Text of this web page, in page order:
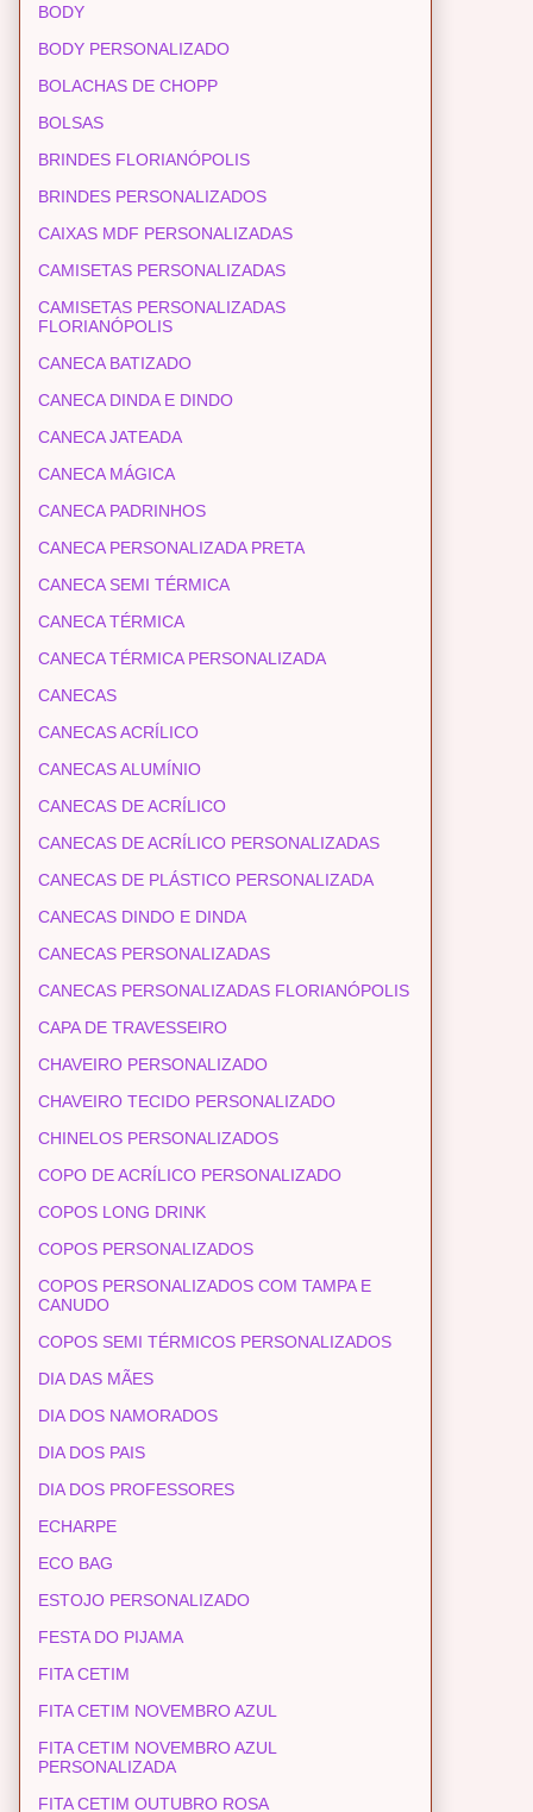
BODY
BODY PERSONALIZADO
BOLACHAS DE CHOPP
BOLSAS
BRINDES FLORIANÓPOLIS
BRINDES PERSONALIZADOS
CAIXAS MDF PERSONALIZADAS
CAMISETAS PERSONALIZADAS
CAMISETAS PERSONALIZADAS
FLORIANÓPOLIS
CANECA BATIZADO
CANECA DINDA E DINDO
CANECA JATEADA
CANECA MÁGICA
CANECA PADRINHOS
CANECA PERSONALIZADA PRETA
CANECA SEMI TÉRMICA
CANECA TÉRMICA
CANECA TÉRMICA PERSONALIZADA
CANECAS
CANECAS ACRÍLICO
CANECAS ALUMÍNIO
CANECAS DE ACRÍLICO
CANECAS DE ACRÍLICO PERSONALIZADAS
CANECAS DE PLÁSTICO PERSONALIZADA
CANECAS DINDO E DINDA
CANECAS PERSONALIZADAS
CANECAS PERSONALIZADAS FLORIANÓPOLIS
CAPA DE TRAVESSEIRO
CHAVEIRO PERSONALIZADO
CHAVEIRO TECIDO PERSONALIZADO
CHINELOS PERSONALIZADOS
COPO DE ACRÍLICO PERSONALIZADO
COPOS LONG DRINK
COPOS PERSONALIZADOS
COPOS PERSONALIZADOS COM TAMPA E
CANUDO
COPOS SEMI TÉRMICOS PERSONALIZADOS
DIA DAS MÃES
DIA DOS NAMORADOS
DIA DOS PAIS
DIA DOS PROFESSORES
ECHARPE
ECO BAG
ESTOJO PERSONALIZADO
FESTA DO PIJAMA
FITA CETIM
FITA CETIM NOVEMBRO AZUL
FITA CETIM NOVEMBRO AZUL
PERSONALIZADA
FITA CETIM OUTUBRO ROSA